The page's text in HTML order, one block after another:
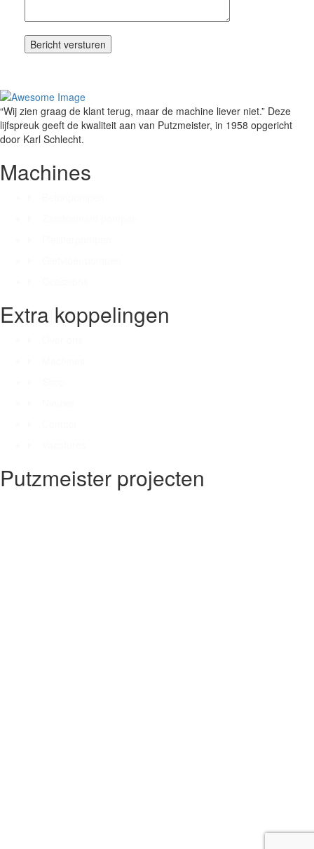
Bericht versturen
“Wij zien graag de klant terug, maar de machine liever niet.” Deze
lijfspreuk geeft de kwaliteit aan van Putzmeister, in 1958 opgericht
door Karl Schlecht.
Machines
Extra koppelingen
Putzmeister projecten